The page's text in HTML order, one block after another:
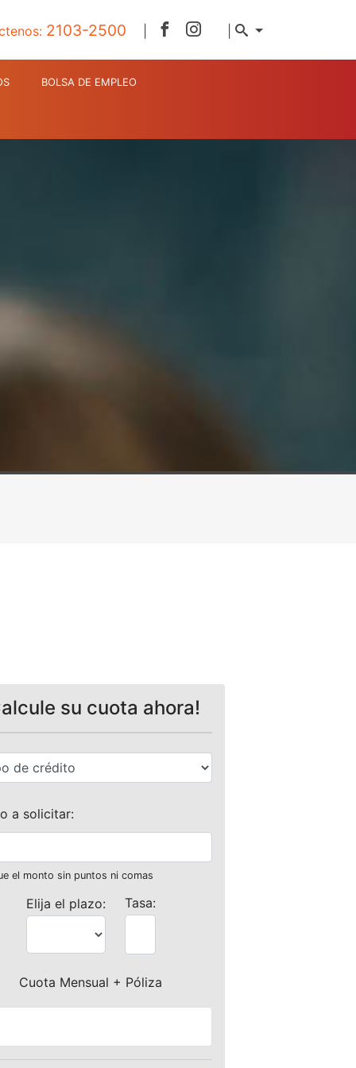
2103-2500 |
BOLSA DE EMPLEO
su cuota ahora!
a solicitar:
el monto sin puntos ni comas
Elija el plazo: Tasa:
Cuota Mensual + Póliza